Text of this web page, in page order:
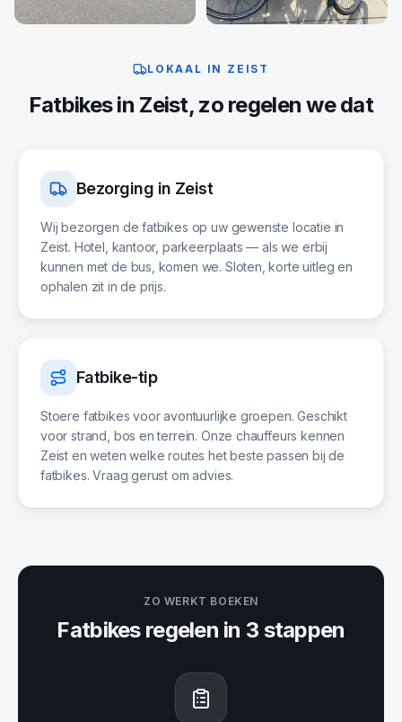
LOKAAL IN ZEIST
Fatbikesin Zeist, zo regelen we dat
Bezorging in Zeist
Wij bezorgen de fatbikes op uw gewenste locatie in
Zeist. Hotel, kantoor, parkeerplaats — als we erbij
kunnen met de bus, komen we. Sloten, korte uitleg en
ophalen zit in de prijs.
Fatbike-tip
Stoere fatbikes voor avontuurlijke groepen. Geschikt
voor strand, bos en terrein. Onze chauffeurs kennen
Zeist en weten welke routes het beste passen bij de
fatbikes. Vraag gerust om advies.
ZO WERKT BOEKEN
Fatbikesregelen in 3 stappen